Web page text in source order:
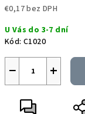
€0,17 bez DPH
cena:
U Vás do 3-7 dní
Kód: C1020
+
−